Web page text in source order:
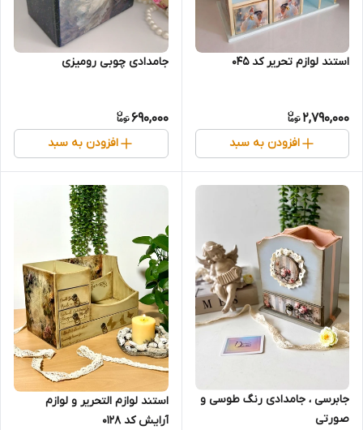
استند لوازم تحریر کد 045
2,790,000
افزودن به سبد
جامدادی چوبی رومیزی
690,000
افزودن به سبد
جابرسی ، جامدادی رنگ طوسی و‌
صورتی
استند لوازم التحریر و لوازم
آرایش کد 0128